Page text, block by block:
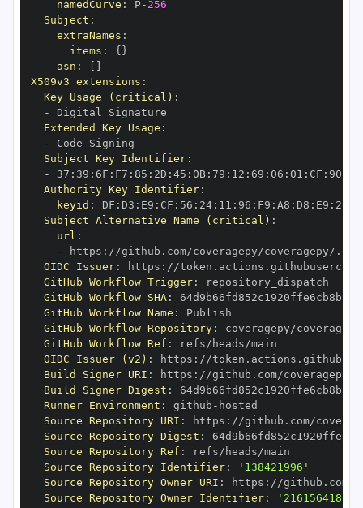
namedCurve : P- 256
Subject :
extraNames :
items : { }
asn :
X509v3 extensions :
Key Usage (critical) :
-
Extended Key Usage :
-
Subject Key Identifier:
-
37 : 39 : 6F : F7 : 85 : 2D : 45 : 0B: 79 : 12 : 69 : 06 : 01 : CF : 90
Authority Key Identifier:
keyid : DF : D3 : E9 : CF : 56 : 24: 11 : 96 : F9 : A8 : D8 : E9 : 28
Subject Alternative Name (critical) :
url :
-
https :
OIDC Issuer: https :
GitHub Workflow Trigger:
GitHub Workflow SHA:
GitHub Workflow Name :
GitHub Workflow Repository:
GitHub Workflow Ref :
OIDC Issuer (v2) : https :
Build Signer URI : https :
Build Signer Digest :
Runner Environment : github -
Source Repository URI : https :
Source Repository Digest :
Source Repository Ref :
Source Repository Identifier:
'138421996'
Source Repository Owner URI : https :
Source Repository Owner Identifier:
'216156418'